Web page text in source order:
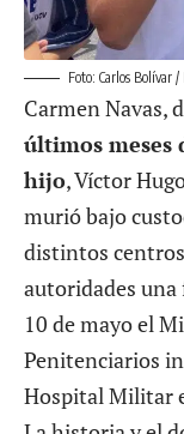
Foto: Carlos Bolívar
Carmen Navas,
últimos meses
hijo, Víctor
murió bajo
distintos
autoridades una
10 de mayo el
Penitenciarios
Hospital Militar